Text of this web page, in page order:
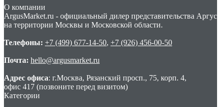
О компании
ArgusMarket.ru - официальный дилер представительства Аргус
на территории Москвы и Московской области.
Телефоны: +7 (499) 677-14-50, +7 (926) 456-00-50
Почта: hello@argusmarket.ru
Адрес офиса: г.Москва, Рязанский просп., 75, корп. 4,
офис 417 (позвоните перед визитом)
Категории